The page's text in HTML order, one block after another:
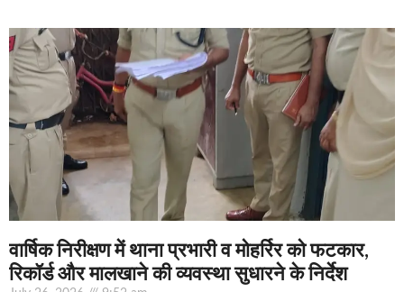
वार्षिक निरीक्षण में थाना प्रभारी व मोहर्रिर को फटकार,
रिकॉर्ड और मालखाने की व्यवस्था सुधारने के निर्देश